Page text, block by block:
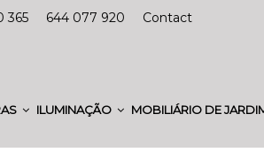
365 644 077 920 Contact
ILUMINAÇÃO MOBILIÁRIO DE